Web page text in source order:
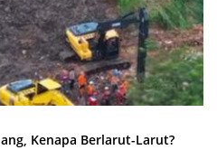
Kenapa Berlarut-Larut?